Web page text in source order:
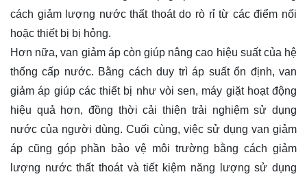
cách giảm lượng nước thất thoát do rò rỉ từ các điểm nối
hoặc thiết bị bị hỏng.
Hơn nữa, van giảm áp còn giúp nâng cao hiệu suất của hệ
thống cấp nước. Bằng cách duy trì áp suất ổn định, van
giảm áp giúp các thiết bị như vòi sen, máy giặt hoạt động
hiệu quả hơn, đồng thời cải thiện trải nghiệm sử dụng
nước của người dùng. Cuối cùng, việc sử dụng van giảm
áp cũng góp phần bảo vệ môi trường bằng cách giảm
lượng nước thất thoát và tiết kiệm năng lượng sử dụng